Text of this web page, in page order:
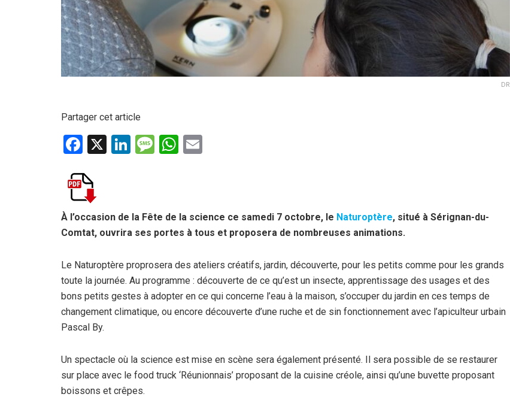
DR
Partager cet article
F
ce
b
o
o
k
X
Li
n
M
g
e
W
A
p
p
À l’occasion de la Fête de la science ce samedi 7 octobre, le Naturoptère, situé à Sérignan-du-
Comtat, ouvrira ses portes à tous et proposera de nombreuses animations.
Le Naturoptère proprosera des ateliers créatifs, jardin, découverte, pour les petits comme pour les grands
toute la journée. Au programme : découverte de ce qu’est un insecte, apprentissage des usages et des
bons petits gestes à adopter en ce qui concerne l’eau à la maison, s’occuper du jardin en ces temps de
changement climatique, ou encore découverte d’une ruche et de sin fonctionnement avec l’apiculteur urbain
Pascal By.
Un spectacle où la science est mise en scène sera également présenté. Il sera possible de se restaurer
sur place avec le food truck ‘Réunionnais’ proposant de la cuisine créole, ainsi qu’une buvette proposant
boissons et crêpes.